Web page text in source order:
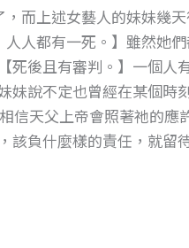
而上述女藝人的妹妹幾
人都有一死。】雖然她
死後且有審判。】一個人
妹說不定也曾經在某個時
天父上帝會照著祂的應
該負什麼樣的責任，就留